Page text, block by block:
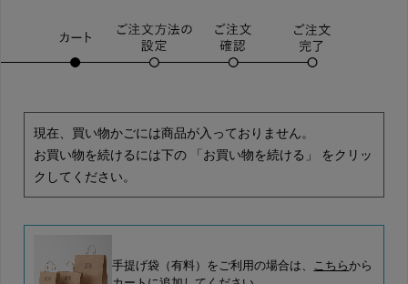
現在、買い物かごには商品が入っておりません。
お買い物を続けるには下の 「お買い物を続ける」 をクリッ
クしてください。
手提げ袋（有料）をご利用の場合は、 こちらから